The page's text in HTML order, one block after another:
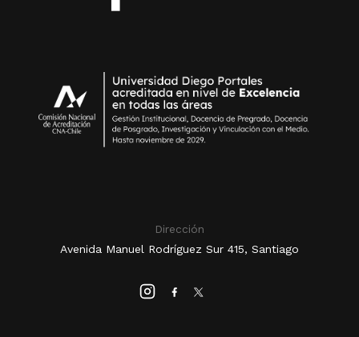
Dirección
Avenida Manuel Rodríguez Sur 415, Santiago